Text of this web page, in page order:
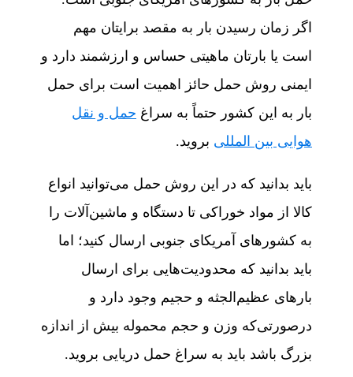
اگر زمان رسیدن بار به مقصد برایتان مهم
است یا بارتان ماهیتی حساس و ارزشمند دارد و
ایمنی روش حمل حائز اهمیت است برای حمل
بار به این کشور حتماً به سراغ حمل و نقل
هوایی بین المللی بروید.
باید بدانید که در این روش حمل می‌توانید انواع
کالا از مواد خوراکی تا دستگاه و ماشین‌آلات را
به کشورهای آمریکای جنوبی ارسال کنید؛ اما
باید بدانید که محدودیت‌هایی برای ارسال
بارهای عظیم‌الجثه و حجیم وجود دارد و
درصورتی‌که وزن و حجم محموله بیش از اندازه‌
بزرگ باشد باید به سراغ حمل دریایی بروید.